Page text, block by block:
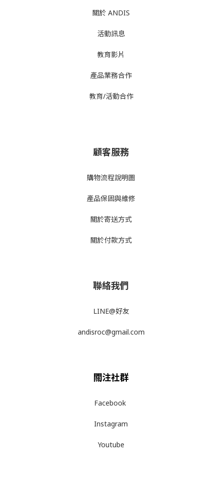
關於 ANDIS
活動訊息
教育影片
產品業務合作
教育/活動合作
顧客服務
購物流程說明圖
產品保固與維修
關於寄送方式
關於付款方式
聯絡我們
LINE@好友
andisroc@gmail.com
關注社群
Facebook
Instagram
Youtube